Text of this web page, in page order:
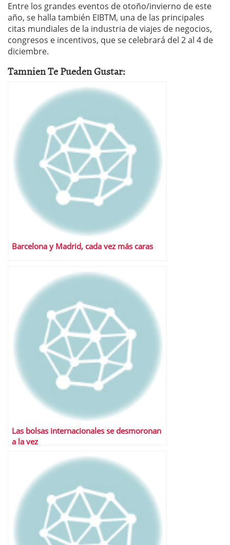
Entre los grandes eventos de otoño/invierno de este
año, se halla también EIBTM, una de las principales
citas mundiales de la industria de viajes de negocios,
congresos e incentivos, que se celebrará del 2 al 4 de
diciembre.
Tamnien Te Pueden Gustar:
Barcelona y Madrid, cada vez más caras
Las bolsas internacionales se desmoronan
a la vez